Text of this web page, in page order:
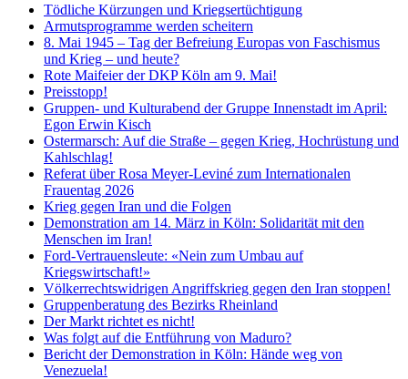
Tödliche Kürzungen und Kriegsertüchtigung
Armutsprogramme werden scheitern
8. Mai 1945 – Tag der Befreiung Europas von Faschismus
und Krieg – und heute?
Rote Maifeier der DKP Köln am 9. Mai!
Preisstopp!
Gruppen- und Kulturabend der Gruppe Innenstadt im April:
Egon Erwin Kisch
Ostermarsch: Auf die Straße – gegen Krieg, Hochrüstung und
Kahlschlag!
Referat über Rosa Meyer-Leviné zum Internationalen
Frauentag 2026
Krieg gegen Iran und die Folgen
Demonstration am 14. März in Köln: Solidarität mit den
Menschen im Iran!
Ford-Vertrauensleute: «Nein zum Umbau auf
Kriegswirtschaft!»
Völkerrechtswidrigen Angriffskrieg gegen den Iran stoppen!
Gruppenberatung des Bezirks Rheinland
Der Markt richtet es nicht!
Was folgt auf die Entführung von Maduro?
Bericht der Demonstration in Köln: Hände weg von
Venezuela!